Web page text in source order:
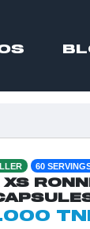
60
XS